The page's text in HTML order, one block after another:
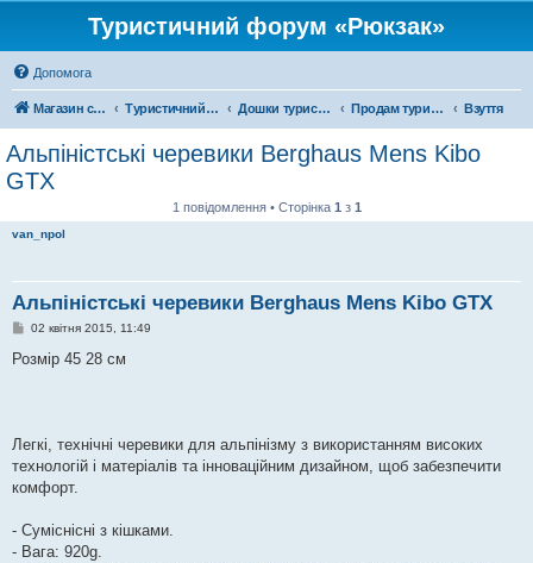
Туристичний форум «Рюкзак»
Допомога
Магазин спорядження Туристичний форум «Рюкзак» Дошки туристичних оголошень Продам туристичне спорядження Взуття
Альпіністські черевики Berghaus Mens Kibo
GTX
1 повідомлення • Сторінка 1 з 1
van_npol
Альпіністські черевики Berghaus Mens Kibo GTX
П
в
е
н
я
02 квітня 2015, 11:49
Розмір 45 28 см
Легкі, технічні черевики для альпінізму з використанням високих
технологій і матеріалів та інноваційним дизайном, щоб забезпечити
комфорт.
- Суміснісні з кішками.
- Вага: 920g.